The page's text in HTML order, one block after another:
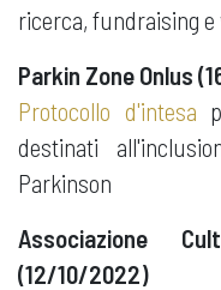
ricerca, fundraising e
Parkin Zone Onlus
Protocollo d'intesa
destinati
Parkinson
Associazione
(12/10/2022)